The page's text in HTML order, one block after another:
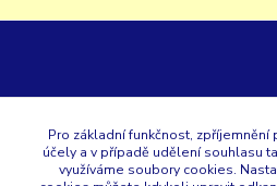
+420 353 567 257
Pro základní funkčnost, zpříjemnění
účely a v případě udělení souhlasu
využíváme soubory cookies.